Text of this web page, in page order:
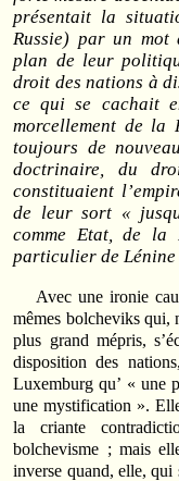
présentait la
Russie) par un mot
plan de leur
droit des nations à
ce qui se cachait
morcellement de la
toujours de
doctrinaire, du
constituaient
de leur sort «
comme Etat, de la
particulier de Lénine
Avec une ironie
mêmes bolcheviks qui,
plus grand mépris,
disposition des
Luxemburg qu’ « une
une mystification ».
la criante
bolchevisme ; mais
inverse quand, elle,